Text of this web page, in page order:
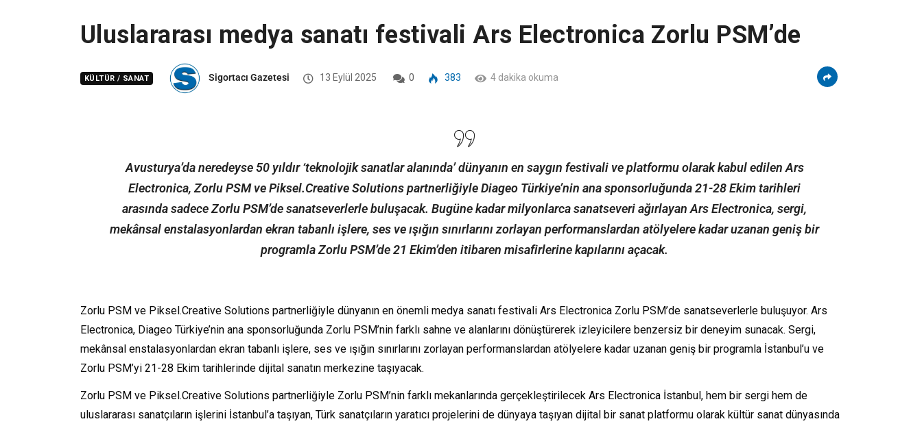
Uluslararası medya sanatı festivali Ars Electronica Zorlu PSM’de
KÜLTÜR / SANAT Sigortacı Gazetesi 13 Eylül 2025 0 383 4 dakika okuma
Avusturya’da neredeyse 50 yıldır ‘teknolojik sanatlar alanında’ dünyanın en saygın festivali ve platformu olarak kabul edilen Ars
Electronica, Zorlu PSM ve Piksel.Creative Solutions partnerliğiyle Diageo Türkiye’nin ana sponsorluğunda 21-28 Ekim tarihleri
arasında sadece Zorlu PSM’de sanatseverlerle buluşacak. Bugüne kadar milyonlarca sanatseveri ağırlayan Ars Electronica, sergi,
mekânsal enstalasyonlardan ekran tabanlı işlere, ses ve ışığın sınırlarını zorlayan performanslardan atölyelere kadar uzanan geniş bir
programla Zorlu PSM’de 21 Ekim’den itibaren misafirlerine kapılarını açacak.
Zorlu PSM ve Piksel.Creative Solutions partnerliğiyle dünyanın en önemli medya sanatı festivali Ars Electronica Zorlu PSM’de sanatseverlerle buluşuyor. Ars
Electronica, Diageo Türkiye’nin ana sponsorluğunda Zorlu PSM’nin farklı sahne ve alanlarını dönüştürerek izleyicilere benzersiz bir deneyim sunacak. Sergi,
mekânsal enstalasyonlardan ekran tabanlı işlere, ses ve ışığın sınırlarını zorlayan performanslardan atölyelere kadar uzanan geniş bir programla İstanbul’u ve
Zorlu PSM’yi 21-28 Ekim tarihlerinde dijital sanatın merkezine taşıyacak.
Zorlu PSM ve Piksel.Creative Solutions partnerliğiyle Zorlu PSM’nin farklı mekanlarında gerçekleştirilecek Ars Electronica İstanbul, hem bir sergi hem de
uluslararası sanatçıların işlerini İstanbul’a taşıyan, Türk sanatçıların yaratıcı projelerini de dünyaya taşıyan dijital bir sanat platformu olarak kültür sanat dünyasında